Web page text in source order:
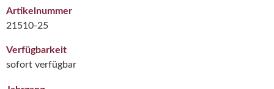
Artikelnummer
21510-25
Verfügbarkeit
sofort verfügbar